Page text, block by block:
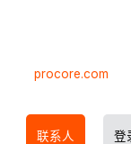
procore.com
联系人 登